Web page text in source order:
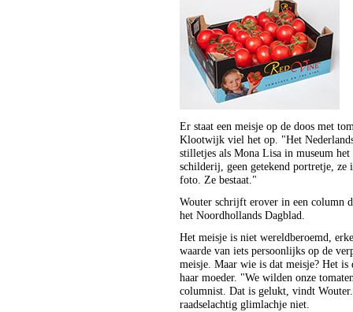
Er staat een meisje op de doos met
Klootwijk viel het op. "Het
stilletjes als Mona Lisa in museum
schilderij, geen getekend portretje, ze
foto. Ze bestaat."
Wouter schrijft erover in een column
het Noordhollands Dagblad.
Het meisje is niet wereldberoemd,
waarde van iets persoonlijks op de
meisje. Maar wie is dat meisje? Het
haar moeder. "We wilden onze
columnist. Dat is gelukt, vindt
raadselachtig glimlachje niet.